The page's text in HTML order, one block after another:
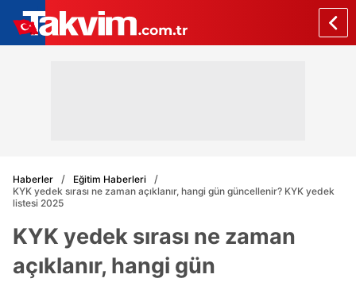
Haberler
Eğitim Haberleri
KYK yedek sırası ne zaman açıklanır, hangi gün güncellenir? KYK yedek
listesi 2025
KYK yedek sırası ne zaman
açıklanır, hangi gün